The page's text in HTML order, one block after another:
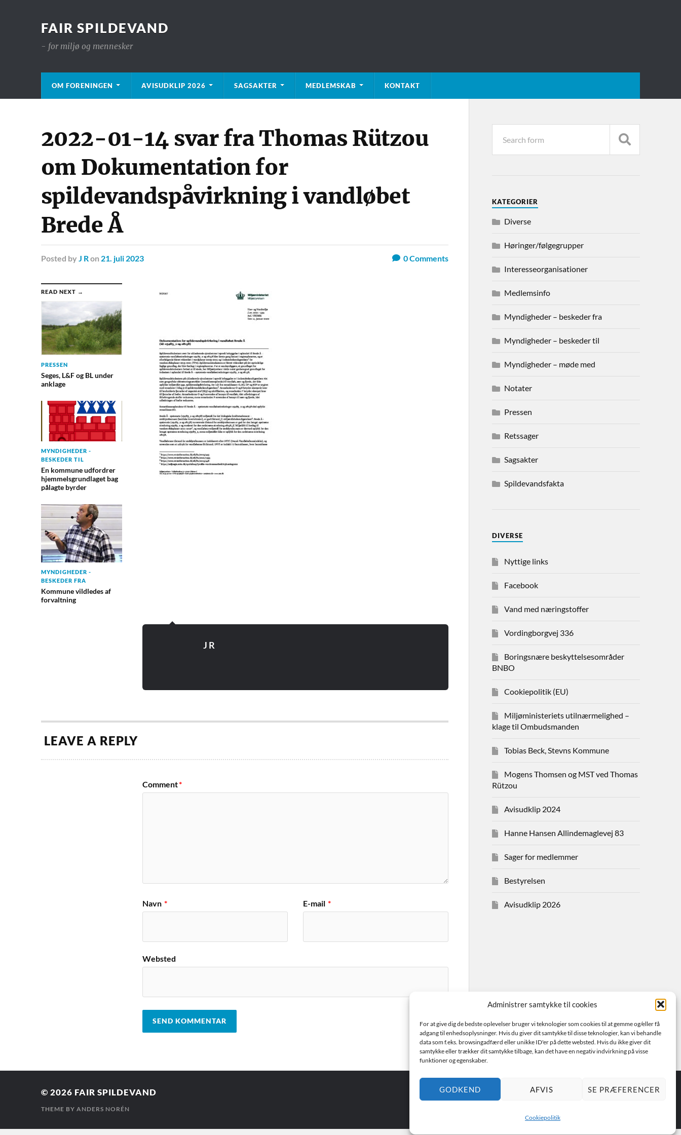
Administrer samtykke til cookies
For at give dig de bedste oplevelser bruger vi teknologier som cookies til at gemme og/eller få
adgang til enhedsoplysninger. Hvis du giver dit samtykke til disse teknologier, kan vi behandle
data som f.eks. browsingadfærd eller unikke ID'er på dette websted. Hvis du ikke giver dit
samtykke eller trækker dit samtykke tilbage, kan det have en negativ indvirkning på visse
funktioner og egenskaber.
GODKEND AFVIS SE PRÆFERENCER
Cookiepolitik
FAIR SPILDEVAND
- for miljø og mennesker
OM FORENINGEN AVISUDKLIP 2026 SAGSAKTER MEDLEMSKAB KONTAKT
2022-01-14 svar fra Thomas Rützou
om Dokumentation for
spildevandspåvirkning i vandløbet
Brede Å
Posted by J Ron 21. juli 2023 0Comments
READ NEXT →
PRESSEN
Seges, L&F og BL under
anklage
MYNDIGHEDER -
BESKEDER TIL
En kommune udfordrer
hjemmelsgrundlaget bag
pålagte byrder
MYNDIGHEDER -
BESKEDER FRA
Kommune vildledes af
forvaltning
J R
LEAVE A REPLY
Comment*
Navn * E-mail *
Websted
KATEGORIER
Diverse
Høringer/følgegrupper
Interesseorganisationer
Medlemsinfo
Myndigheder – beskeder fra
Myndigheder – beskeder til
Myndigheder – møde med
Notater
Pressen
Retssager
Sagsakter
Spildevandsfakta
DIVERSE
Nyttige links
Facebook
Vand med næringstoffer
Vordingborgvej 336
Boringsnære beskyttelsesområder
BNBO
Cookiepolitik (EU)
Miljøministeriets utilnærmelighed –
klage til Ombudsmanden
Tobias Beck, Stevns Kommune
Mogens Thomsen og MST ved Thomas
Rützou
Avisudklip 2024
Hanne Hansen Allindemaglevej 83
Sager for medlemmer
Bestyrelsen
Avisudklip 2026
© 2026 FAIR SPILDEVAND
THEME BY ANDERS NORÉN